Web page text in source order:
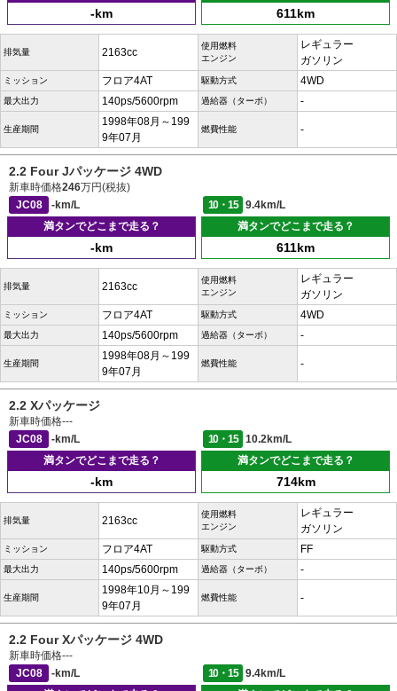
-km 611km
排気量 2163cc
使用燃料
エンジン
レギュラー
ガソリン
ミッション フロア4AT 駆動方式 4WD
最大出力 140ps/5600rpm 過給器（ターボ） -
生産期間
1998年08月～199
9年07月
燃費性能 -
2.2 Four Jパッケージ 4WD
新車時価格246万円(税抜)
JC08
-km/L 10・15
9.4km/L
満タンでどこまで走る？
-km
満タンでどこまで走る？
611km
排気量 2163cc
使用燃料
エンジン
レギュラー
ガソリン
ミッション フロア4AT 駆動方式 4WD
最大出力 140ps/5600rpm 過給器（ターボ） -
生産期間
1998年08月～199
9年07月
燃費性能 -
2.2 Xパッケージ
新車時価格---
JC08
-km/L 10・15
10.2km/L
満タンでどこまで走る？
-km
満タンでどこまで走る？
714km
排気量 2163cc
使用燃料
エンジン
レギュラー
ガソリン
ミッション フロア4AT 駆動方式 FF
最大出力 140ps/5600rpm 過給器（ターボ） -
生産期間
1998年10月～199
9年07月
燃費性能 -
2.2 Four Xパッケージ 4WD
新車時価格---
JC08
-km/L 10・15
9.4km/L